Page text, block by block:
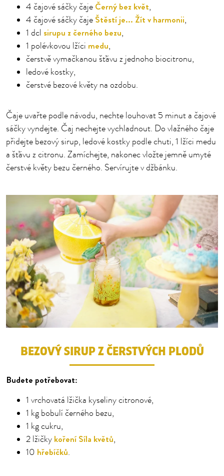
4 čajové sáčky čaje Černý bez květ,
4 čajové sáčky čaje Štěstí je... Žít v harmonii,
1 dcl sirupu z černého bezu,
1 polévkovou lžíci medu,
čerstvě vymačkanou šťávu z jednoho biocitronu,
ledové kostky,
čerstvé bezové květy na ozdobu.
Čaje uvařte podle návodu, nechte louhovat 5 minut a čajové
sáčky vyndejte. Čaj nechejte vychladnout. Do vlažného čaje
přidejte bezový sirup, ledové kostky podle chuti, 1 lžíci medu
a šťávu z citronu. Zamíchejte, nakonec vložte jemně umyté
čerstvé květy bezu černého. Servírujte v džbánku.
BEZOVÝ SIRUP Z ČERSTVÝCH PLODŮ
Budete potřebovat:
1 vrchovatá lžička kyseliny citronové,
1 kg bobulí černého bezu,
1 kg cukru,
2 lžičky koření Síla květů,
10 hřebíčků.